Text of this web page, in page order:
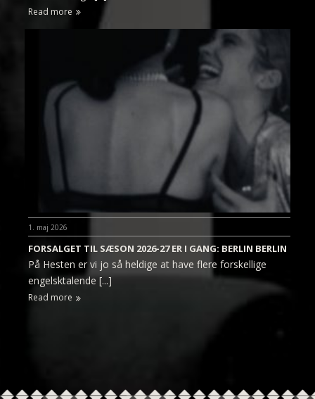
Read more
1. maj 2026
FORSALGET TIL SÆSON 2026-27 ER I GANG: BERLIN BERLIN
På Hesten er vi jo så heldige at have flere forskellige
engelsktalende [...]
Read more